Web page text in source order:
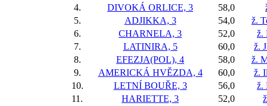
4.
DIVOKÁ ORLICE, 3 58,0
5.
ADJIKKA, 3 54,0
ž.
6.
CHARNELA, 3 52,0
ž.
7.
LATINIRA, 5 60,0
ž.
8.
EFEZJA(POL), 4 58,0
ž.
9.
AMERICKÁ HVĚZDA, 4 60,0
ž.
10.
LETNÍ BOUŘE, 3 56,0
ž.
11.
HARIETTE, 3 52,0